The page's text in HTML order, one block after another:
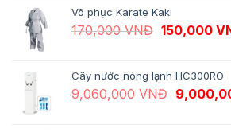
Võ phục Karate Kaki
170,000VNĐ Giá gốc là:
150,000
Cây nước nóng lạnh HC300RO
9,060,000VNĐ Giá gốc